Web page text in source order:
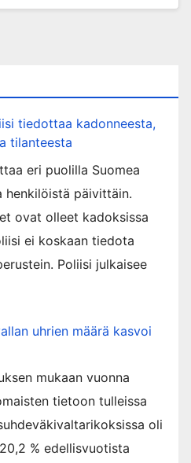
tiedottaa kadonneesta,
tilanteesta
eri puolilla Suomea
henkilöistä päivittäin.
ovat olleet kadoksissa
ei koskaan tiedota
Poliisi julkaisee
uhrien määrä kasvoi
mukaan vuonna
tietoon tulleissa
oli
% edellisvuotista